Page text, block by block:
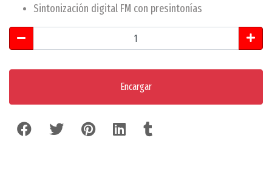
Sintonización digital FM con presintonías
Encargar